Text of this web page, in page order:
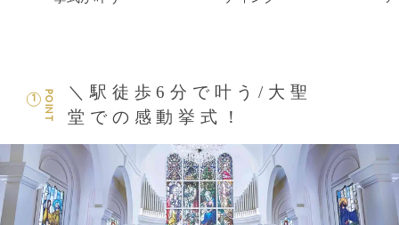
POINT
1
＼駅徒歩6分で叶う/大聖
堂での感動挙式！